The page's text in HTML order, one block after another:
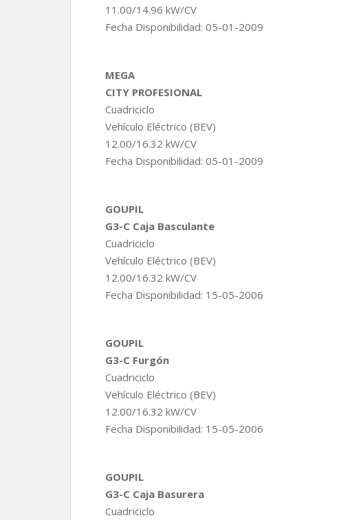
11.00/14.96 kW/CV
Fecha Disponibilidad: 05-01-2009
MEGA
CITY PROFESIONAL
Cuadriciclo
Vehículo Eléctrico (BEV)
12.00/16.32 kW/CV
Fecha Disponibilidad: 05-01-2009
GOUPIL
G3-C Caja Basculante
Cuadriciclo
Vehículo Eléctrico (BEV)
12.00/16.32 kW/CV
Fecha Disponibilidad: 15-05-2006
GOUPIL
G3-C Furgón
Cuadriciclo
Vehículo Eléctrico (BEV)
12.00/16.32 kW/CV
Fecha Disponibilidad: 15-05-2006
GOUPIL
G3-C Caja Basurera
Cuadriciclo